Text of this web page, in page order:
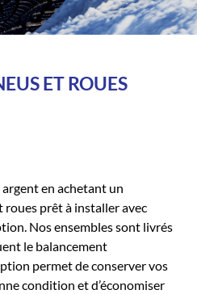
ET ROUES
en achetant un
roues prêt à installer avec
Nos ensembles sont livrés
le balancement
permet de conserver vos
condition et d’économiser